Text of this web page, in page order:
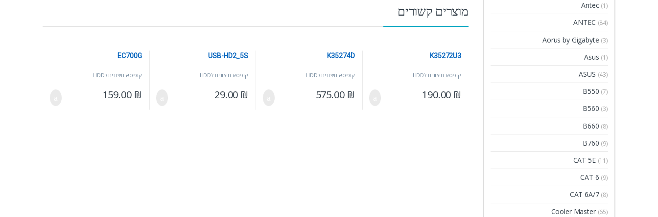
מוצרים קשורים
קופסא חיצונית לHDD
K35272U3
190.00 ₪
קופסא חיצונית לHDD
K35274D
575.00 ₪
קופסא חיצונית לHDD
USB-HD2_5S
29.00 ₪
קופסא חיצונית לHDD
EC700G
159.00 ₪
Antec (1)
ANTEC (84)
Aorus by Gigabyte (3)
Asus (1)
ASUS (43)
B550 (7)
B560 (3)
B660 (8)
B760 (9)
CAT 5E (11)
CAT 6 (9)
CAT 6A/7 (8)
Cooler Master (65)